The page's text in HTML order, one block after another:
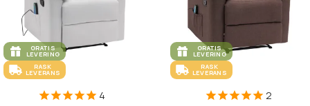
GRATIS
LEVERING
RASK
LEVERANS
4
GRATIS
LEVERING
RASK
LEVERANS
2